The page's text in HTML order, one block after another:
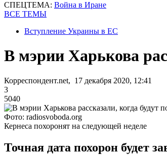
СПЕЦТЕМА: Война в Иране
ВСЕ ТЕМЫ
Вступление Украины в ЕС
В мэрии Харькова
Корреспондент.net, 17 декабря 2020, 12:41
3
5040
Фото: radiosvoboda.org
Кернеса похоронят на следующей неделе
Точная дата похорон будет